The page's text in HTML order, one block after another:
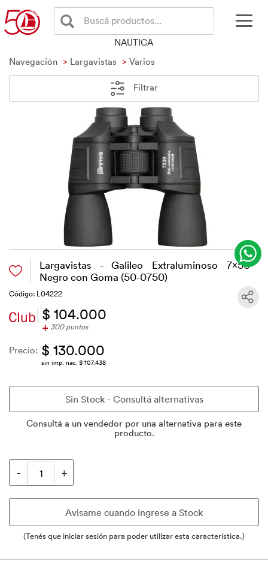
Buscá productos...
NAUTICA
Navegación
Largavistas Varios
Filtrar
Largavistas - Galileo Extraluminoso 7x50
Negro con Goma (50-0750)
Código: L04222
$ 104.000
+ 300 puntos
Precio: $ 130.000
sin imp. nac. $ 107.438
Consultá a un vendedor por una alternativa para este
producto.
(Tenés que iniciar sesión para poder utilizar esta característica.)